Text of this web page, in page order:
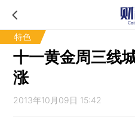
特色
十一黄金周三线
涨
2013年10月09日 15:42